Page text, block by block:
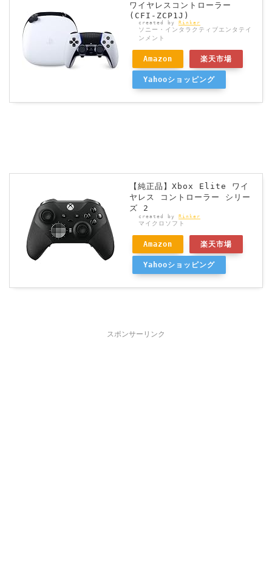
ワイヤレスコントローラー
(CFI-ZCP1J)
created by Rinker
ソニー・インタラクティブエンタテイ
ンメント
Amazon 楽天市場
Yahooショッピング
【純正品】Xbox Elite ワイ
ヤレス コントローラー シリー
ズ 2
created by Rinker
マイクロソフト
Amazon 楽天市場
Yahooショッピング
スポンサーリンク